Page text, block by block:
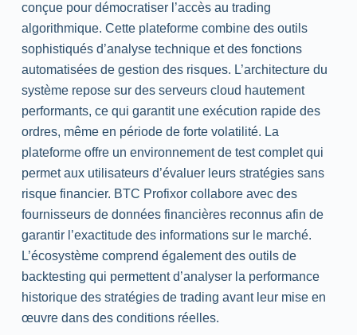
conçue pour démocratiser l’accès au trading
algorithmique. Cette plateforme combine des outils
sophistiqués d’analyse technique et des fonctions
automatisées de gestion des risques. L’architecture du
système repose sur des serveurs cloud hautement
performants, ce qui garantit une exécution rapide des
ordres, même en période de forte volatilité. La
plateforme offre un environnement de test complet qui
permet aux utilisateurs d’évaluer leurs stratégies sans
risque financier. BTC Profixor collabore avec des
fournisseurs de données financières reconnus afin de
garantir l’exactitude des informations sur le marché.
L’écosystème comprend également des outils de
backtesting qui permettent d’analyser la performance
historique des stratégies de trading avant leur mise en
œuvre dans des conditions réelles.